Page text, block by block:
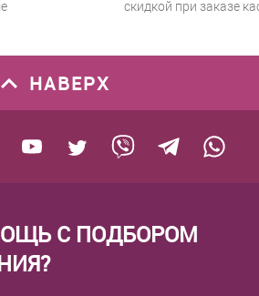
скидкой при заказе
НАВЕРХ
С ПОДБОРОМ